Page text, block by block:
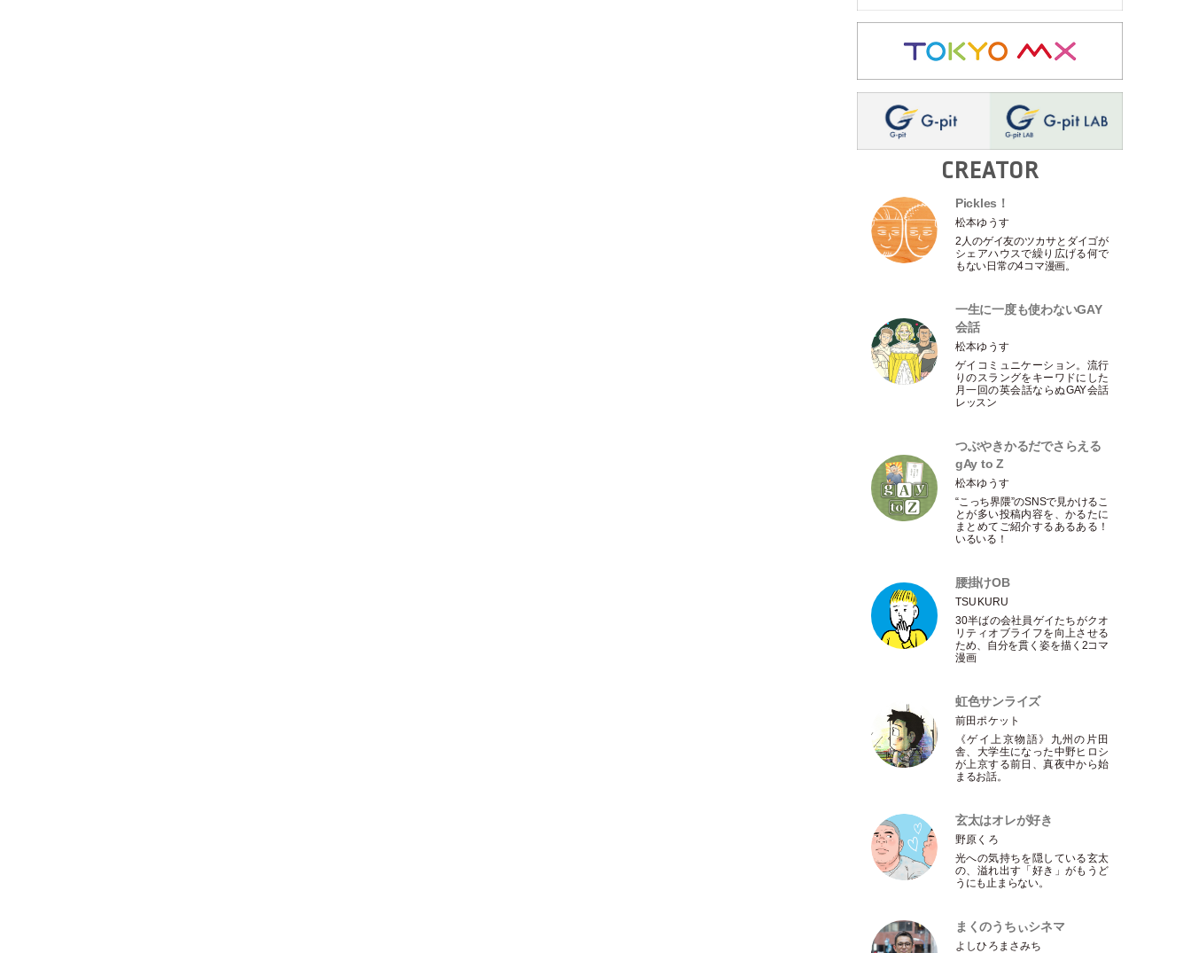
CREATOR
Pickles！
松本ゆうす
2人のゲイ友のツカサとダイゴが
シェアハウスで繰り広げる何で
もない日常の4コマ漫画。
一生に一度も使わないGAY
会話
松本ゆうす
ゲイコミュニケーション。流行
りのスラングをキーワドにした
月一回の英会話ならぬGAY会話
レッスン
つぶやきかるだでさらえる
gAy to Z
松本ゆうす
“こっち界隈”のSNSで見かけるこ
とが多い投稿内容を、かるたに
まとめてご紹介するあるある！
いるいる！
腰掛けOB
TSUKURU
30半ばの会社員ゲイたちがクオ
リティオブライフを向上させる
ため、自分を貫く姿を描く2コマ
漫画
虹色サンライズ
前田ポケット
《ゲイ上京物語》九州の片田
舎、大学生になった中野ヒロシ
が上京する前日、真夜中から始
まるお話。
玄太はオレが好き
野原くろ
光への気持ちを隠している玄太
の、溢れ出す 「好き 」がもうど
うにも止まらない。
まくのうちぃシネマ
よしひろまさみち